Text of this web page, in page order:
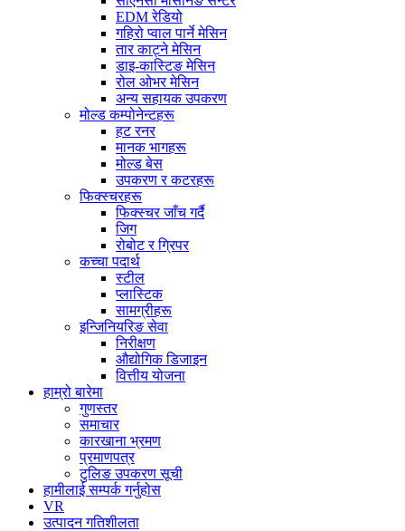
EDM रेडियो
गहिरो प्वाल पार्ने मेसिन
तार काट्ने मेसिन
डाइ-कास्टिङ मेसिन
रोल ओभर मेसिन
अन्य सहायक उपकरण
मोल्ड कम्पोनेन्टहरू
हट रनर
मानक भागहरू
मोल्ड बेस
उपकरण र कटरहरू
फिक्स्चरहरू
फिक्स्चर जाँच गर्दै
जिग
रोबोट र ग्रिपर
कच्चा पदार्थ
स्टील
प्लास्टिक
सामग्रीहरू
इन्जिनियरिङ सेवा
निरीक्षण
औद्योगिक डिजाइन
वित्तीय योजना
हाम्रो बारेमा
गुणस्तर
समाचार
कारखाना भ्रमण
प्रमाणपत्र
टुलिङ उपकरण सूची
हामीलाई सम्पर्क गर्नुहोस
VR
उत्पादन गतिशीलता